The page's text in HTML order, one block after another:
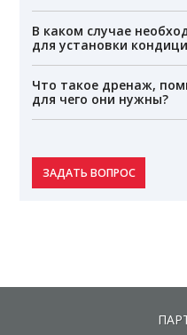
В каком случае
для установки
Что такое дренаж,
для чего они нужны?
ЗАДАТЬ ВОПРОС